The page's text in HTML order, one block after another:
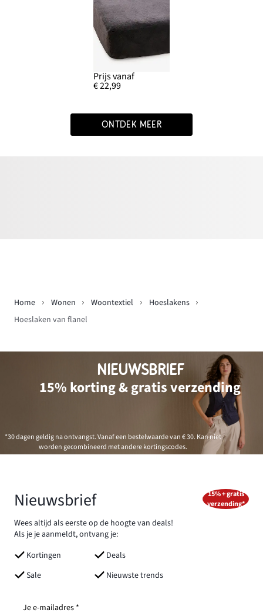
Prijs vanaf
€ 22,99
ONTDEK MEER
Home Wonen Woontextiel
Hoeslakens
Hoeslaken van flanel
NIEUWSBRIEF
15% korting & gratis verzending
*30 dagen geldig na ontvangst. Vanaf een bestelwaarde van € 30. Kan niet
worden gecombineerd met andere kortingscodes.
Nieuwsbrief
Wees altijd als eerste op de hoogte van deals!
Als je je aanmeldt, ontvang je:
Kortingen
Deals
Sale
Nieuwste trends
15% + gratis
verzending*
Je e-mailadres *